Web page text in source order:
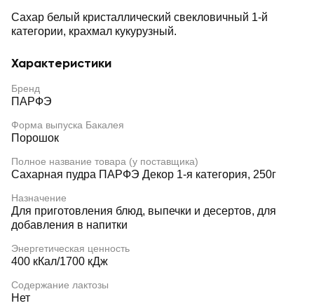
Сахар белый кристаллический свекловичный 1-й
категории, крахмал кукурузный.
Характеристики
Бренд
ПАРФЭ
Форма выпуска Бакалея
Порошок
Полное название товара (у поставщика)
Сахарная пудра ПАРФЭ Декор 1-я категория, 250г
Назначение
Для приготовления блюд, выпечки и десертов, для
добавления в напитки
Энергетическая ценность
400 кКал/1700 кДж
Содержание лактозы
Нет